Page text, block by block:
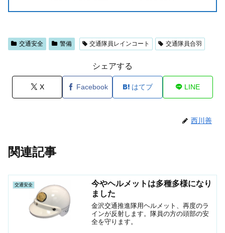
交通安全 警備 交通隊員レインコート 交通隊員合羽
シェアする
X Facebook はてブ LINE
西川善
関連記事
交通安全
今やヘルメットは多種多様になり
ました
金沢交通推進隊用ヘルメット、再度のラ
インが反射します。隊員の方の頭部の安
全を守ります。